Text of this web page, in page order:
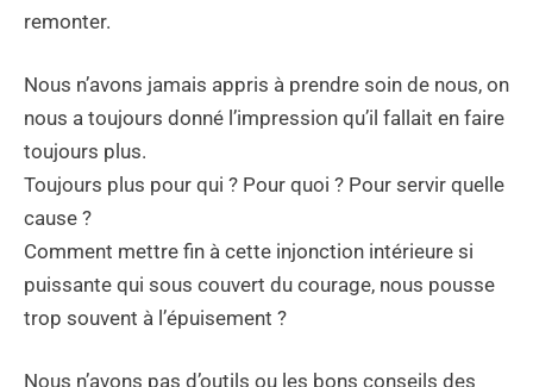
remonter.
Nous n’avons jamais appris à prendre soin de nous, on
nous a toujours donné l’impression qu’il fallait en faire
toujours plus.
Toujours plus pour qui ? Pour quoi ? Pour servir quelle
cause ?
Comment mettre fin à cette injonction intérieure si
puissante qui sous couvert du courage, nous pousse
trop souvent à l’épuisement ?
Nous n’avons pas d’outils ou les bons conseils des